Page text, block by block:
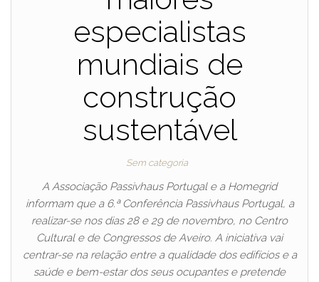
especialistas
mundiais de
construção
sustentável
Sem categoria
A Associação Passivhaus Portugal e a Homegrid
informam que a 6.ª Conferência Passivhaus Portugal, a
realizar-se nos dias 28 e 29 de novembro, no Centro
Cultural e de Congressos de Aveiro. A iniciativa vai
centrar-se na relação entre a qualidade dos edifícios e a
saúde e bem-estar dos seus ocupantes e pretende